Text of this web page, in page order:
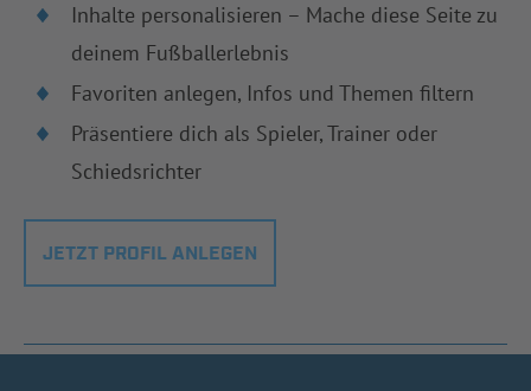
Inhalte personalisieren – Mache diese Seite zu
deinem Fußballerlebnis
Favoriten anlegen, Infos und Themen filtern
Präsentiere dich als Spieler, Trainer oder
Schiedsrichter
JETZT PROFIL ANLEGEN